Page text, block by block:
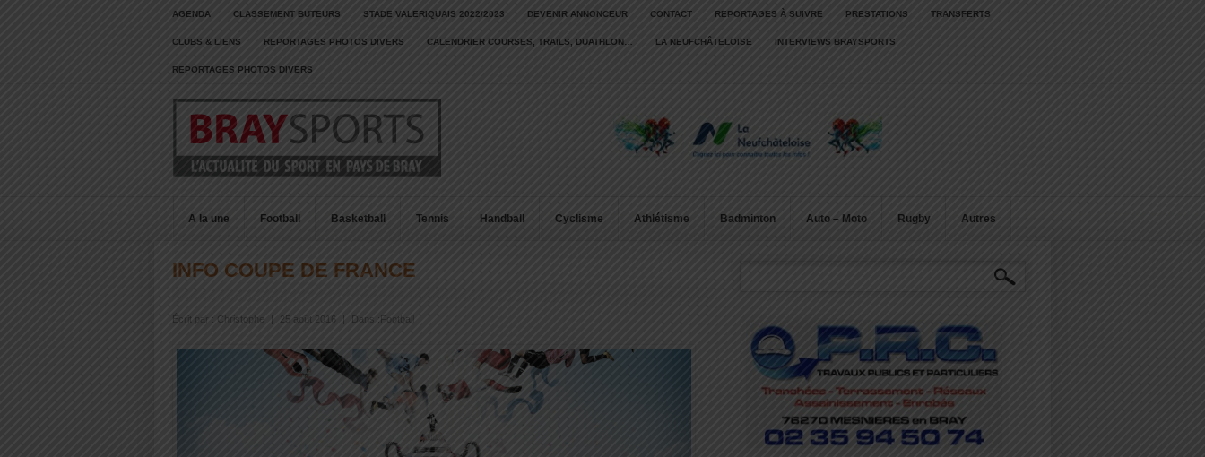
AGENDA CLASSEMENT BUTEURS STADE VALERIQUAIS 2022/2023 DEVENIR ANNONCEUR CONTACT REPORTAGES À SUIVRE PRESTATIONS TRANSFERTS
CLUBS & LIENS REPORTAGES PHOTOS DIVERS CALENDRIER COURSES, TRAILS, DUATHLON… LA NEUFCHÂTELOISE INTERVIEWS BRAYSPORTS
REPORTAGES PHOTOS DIVERS
A la une Football Basketball Tennis Handball Cyclisme Athlétisme Badminton Auto – Moto Rugby Autres
INFO COUPE DE FRANCE
Écrit par : Christophe 25 août 2016 Dans : Football